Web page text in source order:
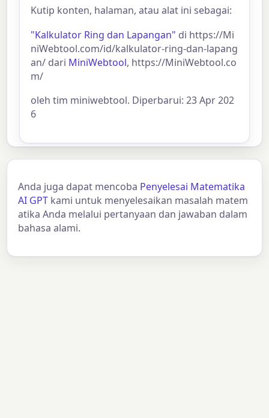
Kutip konten, halaman, atau alat ini sebagai:
"Kalkulator Ring dan Lapangan" di https://Mi
niWebtool.com/id/kalkulator-ring-dan-lapang
an/ dari MiniWebtool, https://MiniWebtool.co
m/
oleh tim miniwebtool. Diperbarui: 23 Apr 202
6
Anda juga dapat mencoba Penyelesai Matematika
AI GPT kami untuk menyelesaikan masalah matem
atika Anda melalui pertanyaan dan jawaban dalam
bahasa alami.